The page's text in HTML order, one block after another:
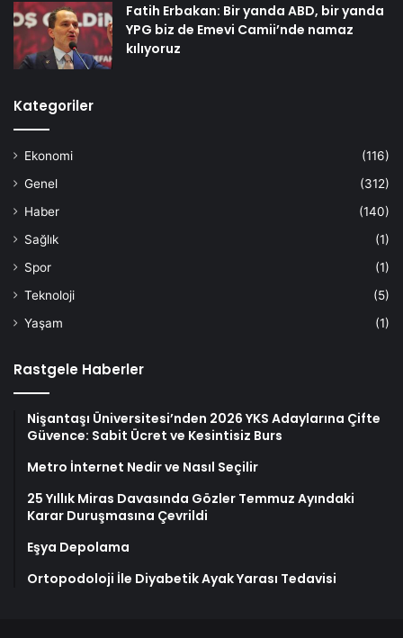
Fatih Erbakan: Bir yanda ABD, bir yanda
YPG biz de Emevi Camii’nde namaz
kılıyoruz
Kategoriler
Ekonomi
(116)
Genel
(312)
Haber
(140)
Sağlık
(1)
Spor
(1)
Teknoloji
(5)
Yaşam
(1)
Rastgele Haberler
Nişantaşı Üniversitesi’nden 2026 YKS Adaylarına Çifte
Güvence: Sabit Ücret ve Kesintisiz Burs
Metro İnternet Nedir ve Nasıl Seçilir
25 Yıllık Miras Davasında Gözler Temmuz Ayındaki
Karar Duruşmasına Çevrildi
Eşya Depolama
Ortopodoloji İle Diyabetik Ayak Yarası Tedavisi